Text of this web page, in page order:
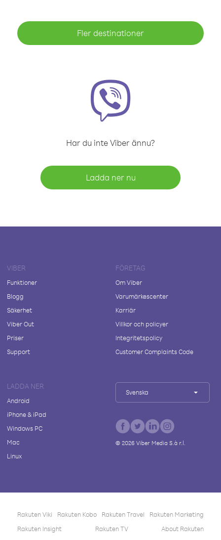
Fler destinationer
Har du inte Viber ännu?
Ladda ner nu
VIBER
Funktioner
Blogg
Säkerhet
Viber Out
Priser
Support
FÖRETAG
Om Viber
Varumärkescenter
Karriär
Villkor och policyer
Integritetspolicy
Customer Complaints Code
LADDA NER
Android
iPhone & iPad
Windows PC
Mac
Linux
Svenska
© 2026Viber Media S.à r.l.
Rakuten Viki Rakuten Kobo Rakuten Travel
Rakuten Marketing
Rakuten Insight
Rakuten TV About Rakuten